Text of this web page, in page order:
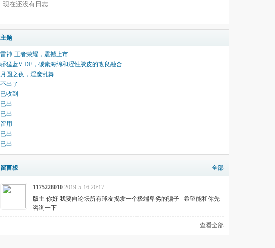
现在还没有日志
主题
雷神-王者荣耀，震撼上市
骄猛蓝V-DF，碳素海绵和涩性胶皮的改良融合
月圆之夜，淫魔乱舞
不出了
已收到
已出
已出
留用
已出
已出
留言板 全部
1175228010 2019-5-16 20:17
版主 你好 我要向论坛所有球友揭发一个极端卑劣的骗子 希望能和你先
咨询一下
查看全部